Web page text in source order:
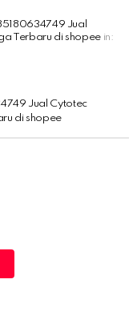
Jual
Terbaru di shopee in:
Jual Cytotec
di shopee